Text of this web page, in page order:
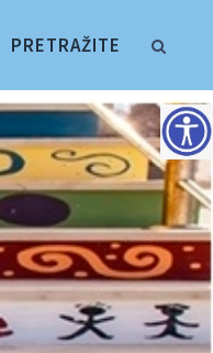
PRETRAŽITE